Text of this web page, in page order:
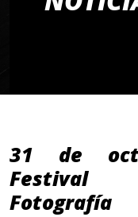
31 de
Festival
Fotografía